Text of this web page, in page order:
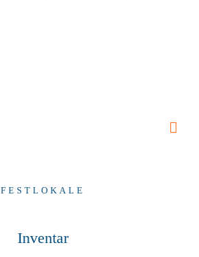
FESTLOKALE
Inventar